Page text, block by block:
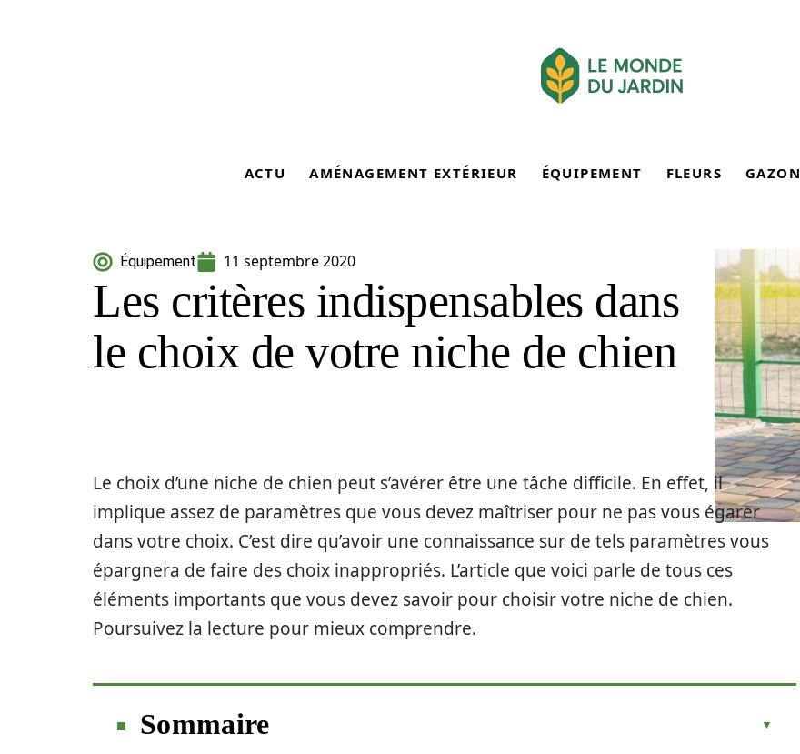
ACTU AMÉNAGEMENT EXTÉRIEUR ÉQUIPEMENT FLEURS GAZON
Équipement 11 septembre 2020
Les critères indispensables dans
le choix de votre niche de chien
Le choix d’une niche de chien peut s’avérer être une tâche difficile. En effet, il
implique assez de paramètres que vous devez maîtriser pour ne pas vous égarer
dans votre choix. C’est dire qu’avoir une connaissance sur de tels paramètres vous
épargnera de faire des choix inappropriés. L’article que voici parle de tous ces
éléments importants que vous devez savoir pour choisir votre niche de chien.
Poursuivez la lecture pour mieux comprendre.
Sommaire